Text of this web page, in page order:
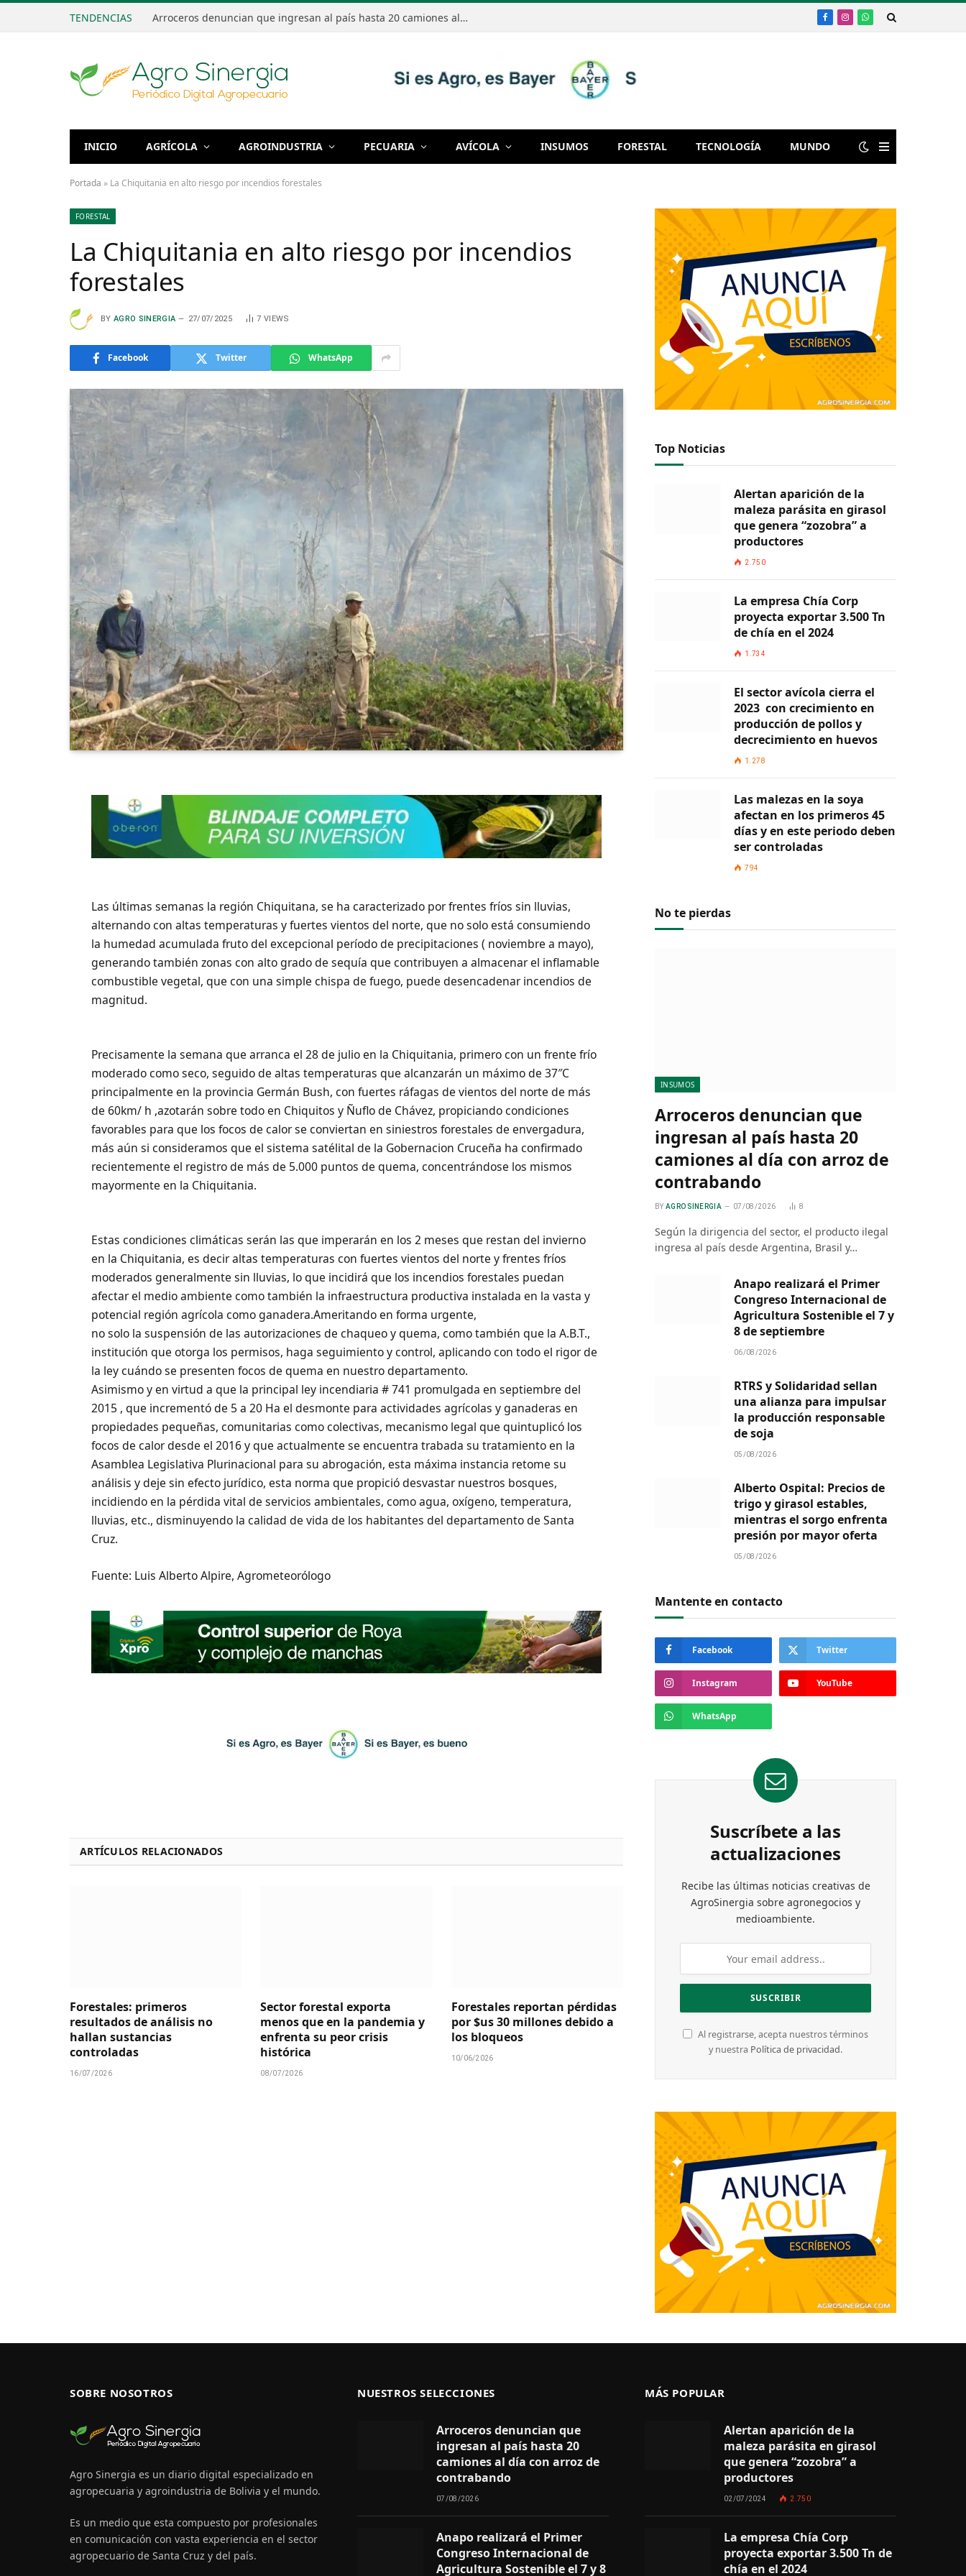
TENDENCIAS Arroceros denuncian que ingresan al país hasta 20 camiones al día con arroz de contrabando Facebook
Instagram
WhatsApp
INICIO AGRÍCOLA AGROINDUSTRIA PECUARIA AVÍCOLA INSUMOS FORESTAL TECNOLOGÍA MUNDO
Portada » La Chiquitania en alto riesgo por incendios forestales
FORESTAL
La Chiquitania en alto riesgo por incendios
forestales
BY AGRO SINERGIA 27/07/2025 7 VIEWS
Facebook Twitter WhatsApp
Las últimas semanas la región Chiquitana, se ha caracterizado por frentes fríos sin lluvias,
alternando con altas temperaturas y fuertes vientos del norte, que no solo está consumiendo
la humedad acumulada fruto del excepcional período de precipitaciones ( noviembre a mayo),
generando también zonas con alto grado de sequía que contribuyen a almacenar el inflamable
combustible vegetal, que con una simple chispa de fuego, puede desencadenar incendios de
magnitud.
Precisamente la semana que arranca el 28 de julio en la Chiquitania, primero con un frente frío
moderado como seco, seguido de altas temperaturas que alcanzarán un máximo de 37″C
principalmente en la provincia Germán Bush, con fuertes ráfagas de vientos del norte de más
de 60km/ h ,azotarán sobre todo en Chiquitos y Ñuflo de Chávez, propiciando condiciones
favorables para que los focos de calor se conviertan en siniestros forestales de envergadura,
más aún si consideramos que el sistema satélital de la Gobernacion Cruceña ha confirmado
recientemente el registro de más de 5.000 puntos de quema, concentrándose los mismos
mayormente en la Chiquitania.
Estas condiciones climáticas serán las que imperarán en los 2 meses que restan del invierno
en la Chiquitania, es decir altas temperaturas con fuertes vientos del norte y frentes fríos
moderados generalmente sin lluvias, lo que incidirá que los incendios forestales puedan
afectar el medio ambiente como también la infraestructura productiva instalada en la vasta y
potencial región agrícola como ganadera.Ameritando en forma urgente,
no solo la suspensión de las autorizaciones de chaqueo y quema, como también que la A.B.T.,
institución que otorga los permisos, haga seguimiento y control, aplicando con todo el rigor de
la ley cuándo se presenten focos de quema en nuestro departamento.
Asimismo y en virtud a que la principal ley incendiaria # 741 promulgada en septiembre del
2015 , que incrementó de 5 a 20 Ha el desmonte para actividades agrícolas y ganaderas en
propiedades pequeñas, comunitarias como colectivas, mecanismo legal que quintuplicó los
focos de calor desde el 2016 y que actualmente se encuentra trabada su tratamiento en la
Asamblea Legislativa Plurinacional para su abrogación, esta máxima instancia retome su
análisis y deje sin efecto jurídico, esta norma que propició desvastar nuestros bosques,
incidiendo en la pérdida vital de servicios ambientales, como agua, oxígeno, temperatura,
lluvias, etc., disminuyendo la calidad de vida de los habitantes del departamento de Santa
Cruz.
Fuente: Luis Alberto Alpire, Agrometeorólogo
ARTÍCULOS RELACIONADOS
Forestales: primeros
resultados de análisis no
hallan sustancias
controladas
16/07/2026
Sector forestal exporta
menos que en la pandemia y
enfrenta su peor crisis
histórica
08/07/2026
Forestales reportan pérdidas
por $us 30 millones debido a
los bloqueos
10/06/2026
Top Noticias
Alertan aparición de la
maleza parásita en girasol
que genera “zozobra” a
productores
2.750
La empresa Chía Corp
proyecta exportar 3.500 Tn
de chía en el 2024
1.734
El sector avícola cierra el
2023 con crecimiento en
producción de pollos y
decrecimiento en huevos
1.278
Las malezas en la soya
afectan en los primeros 45
días y en este periodo deben
ser controladas
794
No te pierdas
INSUMOS
Arroceros denuncian que
ingresan al país hasta 20
camiones al día con arroz de
contrabando
BY AGRO SINERGIA 07/08/2026 8
Según la dirigencia del sector, el producto ilegal
ingresa al país desde Argentina, Brasil y…
Anapo realizará el Primer
Congreso Internacional de
Agricultura Sostenible el 7 y
8 de septiembre
06/08/2026
RTRS y Solidaridad sellan
una alianza para impulsar
la producción responsable
de soja
05/08/2026
Alberto Ospital: Precios de
trigo y girasol estables,
mientras el sorgo enfrenta
presión por mayor oferta
05/08/2026
Mantente en contacto
Facebook Twitter
Instagram YouTube
WhatsApp
Suscríbete a las
actualizaciones
Recibe las últimas noticias creativas de
AgroSinergia sobre agronegocios y
medioambiente.
Al registrarse, acepta nuestros términos
y nuestra Política de privacidad.
SOBRE NOSOTROS
Agro Sinergia es un diario digital especializado en
agropecuaria y agroindustria de Bolivia y el mundo.
Es un medio que esta compuesto por profesionales
en comunicación con vasta experiencia en el sector
agropecuario de Santa Cruz y del país.
NUESTROS SELECCIONES
Arroceros denuncian que
ingresan al país hasta 20
camiones al día con arroz de
contrabando
07/08/2026
Anapo realizará el Primer
Congreso Internacional de
Agricultura Sostenible el 7 y 8
MÁS POPULAR
Alertan aparición de la
maleza parásita en girasol
que genera “zozobra” a
productores
02/07/2024 2.750
La empresa Chía Corp
proyecta exportar 3.500 Tn de
chía en el 2024